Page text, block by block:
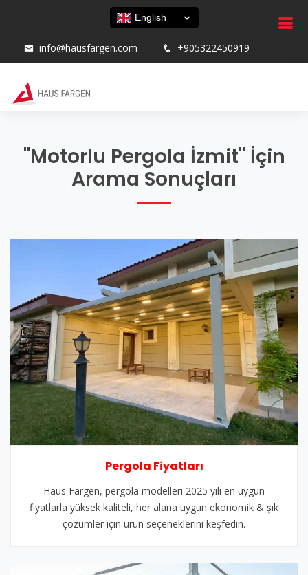
English
info@hausfargen.com +905322450919
"Motorlu Pergola İzmit" İçin
Arama Sonuçları
Pergola Fiyatları
Haus Fargen, pergola modelleri 2025 yılı en uygun
fiyatlarla yüksek kaliteli, her alana uygun ekonomik & şık
çözümler için ürün seçeneklerini keşfedin.